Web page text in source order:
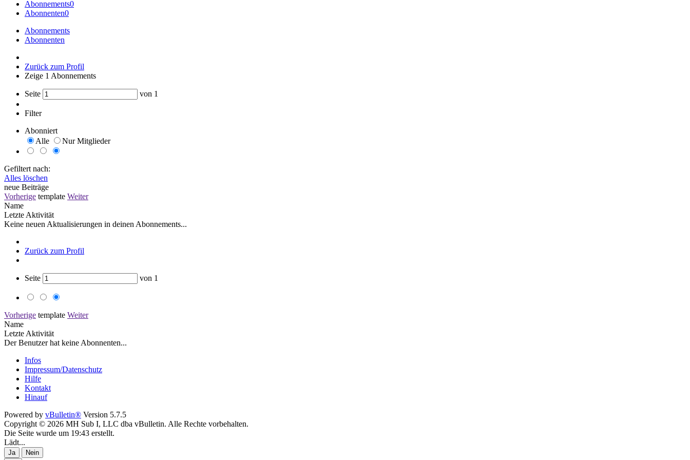
Abonnements0
Abonnenten0
Abonnements
Abonnenten
Zurück zum Profil
Zeige 1 Abonnements
Seite von 1
Filter
Abonniert
Alle
Nur Mitglieder
Gefiltert nach:
Alles löschen
neue Beiträge
Vorherige template Weiter
Name
Letzte Aktivität
Keine neuen Aktualisierungen in deinen Abonnements...
Zurück zum Profil
Seite von 1
Vorherige template Weiter
Name
Letzte Aktivität
Der Benutzer hat keine Abonnenten...
Infos
Impressum/Datenschutz
Hilfe
Kontakt
Hinauf
Powered by vBulletin® Version 5.7.5
Copyright © 2026 MH Sub I, LLC dba vBulletin. Alle Rechte vorbehalten.
Die Seite wurde um 19:43 erstellt.
Lädt...
Ja
Nein